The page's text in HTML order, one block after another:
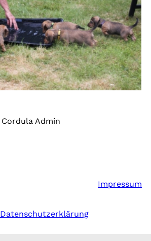
Cordula Admin
Impressum
Datenschutzerklärung